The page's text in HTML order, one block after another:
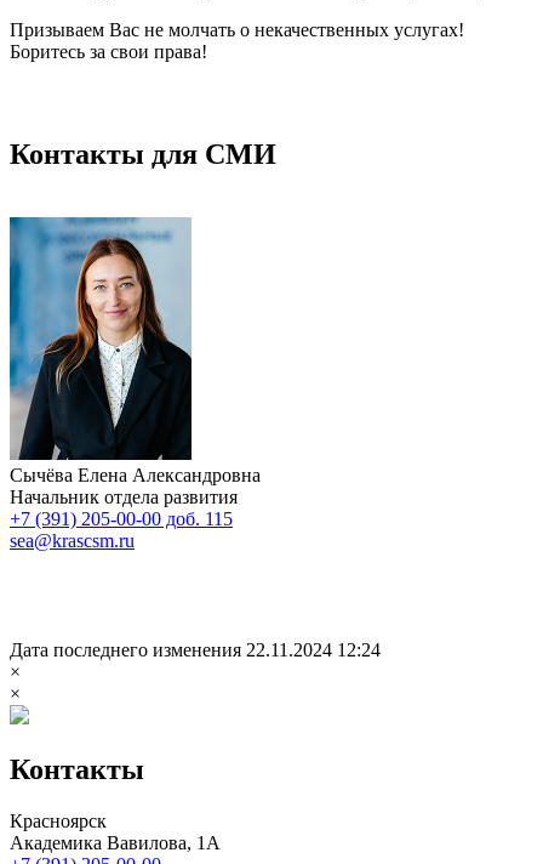
Призываем Вас не молчать о некачественных услугах!
Боритесь за свои права!
Контакты для СМИ
Сычёва Елена Александровна
Начальник отдела развития
+7 (391) 205-00-00 доб. 115
sea@krascsm.ru
Дата последнего изменения 22.11.2024 12:24
×
×
Контакты
Красноярск
Академика Вавилова, 1А